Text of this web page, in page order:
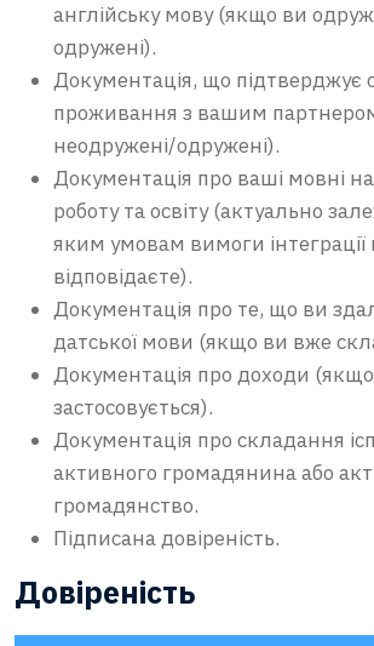
англійську мову (якщо ви
одружені).
Документація, що підтверджує
проживання з вашим
неодружені/одружені).
Документація про ваші мовні
роботу та освіту (актуально
яким умовам вимоги інтеграції
відповідаєте).
Документація про те, що ви
датської мови (якщо ви вже
Документація про доходи (якщо
застосовується).
Документація про складання
активного громадянина або
громадянство.
Підписана довіреність.
Довіреність